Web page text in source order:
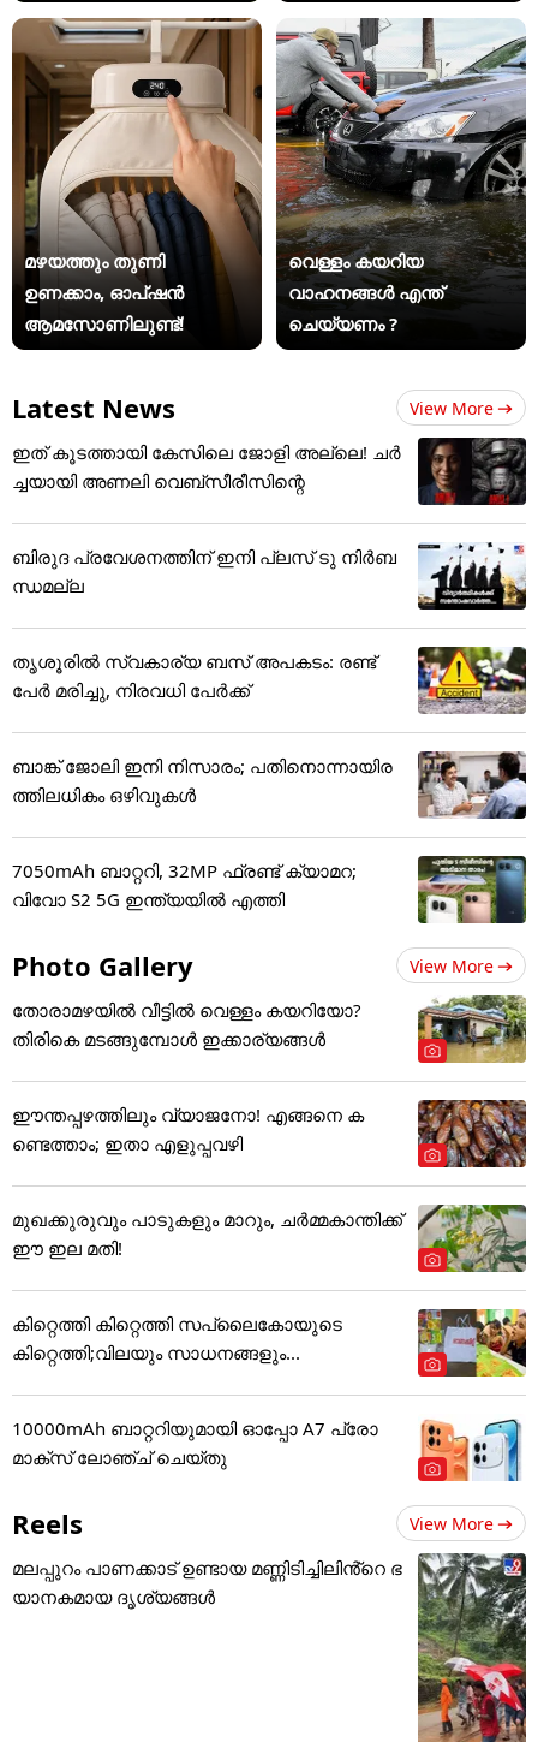
മഴയത്തും തുണി
ഉണക്കാം, ഓപ്ഷൻ
ആമസോണിലുണ്ട്!
വെള്ളം കയറിയ
വാഹനങ്ങൾ എന്ത്
ചെയ്യണം ?
Latest News View More
ഇത് കൂടത്തായി കേസിലെ ജോളി അല്ലെ! ചർ
ച്ചയായി അണലി വെബ്സീരീസിന്റെ
ബിരുദ പ്രവേശനത്തിന് ഇനി പ്ലസ് ടു നിർബ
ന്ധമല്ല
തൃശൂരിൽ സ്വകാര്യ ബസ് അപകടം: രണ്ട്
പേർ മരിച്ചു, നിരവധി പേർക്ക്
ബാങ്ക് ജോലി ഇനി നിസാരം; പതിനൊന്നായിര
ത്തിലധികം ഒഴിവുകൾ
7050mAh ബാറ്ററി, 32MP ഫ്രണ്ട് ക്യാമറ;
വിവോ S2 5G ഇന്ത്യയിൽ എത്തി
Photo Gallery View More
തോരാമഴയിൽ വീട്ടിൽ വെള്ളം കയറിയോ?
തിരികെ മടങ്ങുമ്പോൾ ഇക്കാര്യങ്ങൾ
ഈന്തപ്പഴത്തിലും വ്യാജനോ! എങ്ങനെ ക
ണ്ടെത്താം; ഇതാ എളുപ്പവഴി
മുഖക്കുരുവും പാടുകളും മാറും, ചർമ്മകാന്തിക്ക്
ഈ ഇല മതി!
കിറ്റെത്തി കിറ്റെത്തി സപ്ലൈകോയുടെ
കിറ്റെത്തി;വിലയും സാധനങ്ങളും...
10000mAh ബാറ്ററിയുമായി ഓപ്പോ A7 പ്രോ
മാക്സ് ലോഞ്ച് ചെയ്തു
Reels View More
മലപ്പുറം പാണക്കാട് ഉണ്ടായ മണ്ണിടിച്ചിലിൻ്റെ ഭ
യാനകമായ ദൃശ്യങ്ങൾ